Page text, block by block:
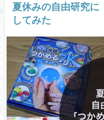
夏休みの自由研究に
してみた